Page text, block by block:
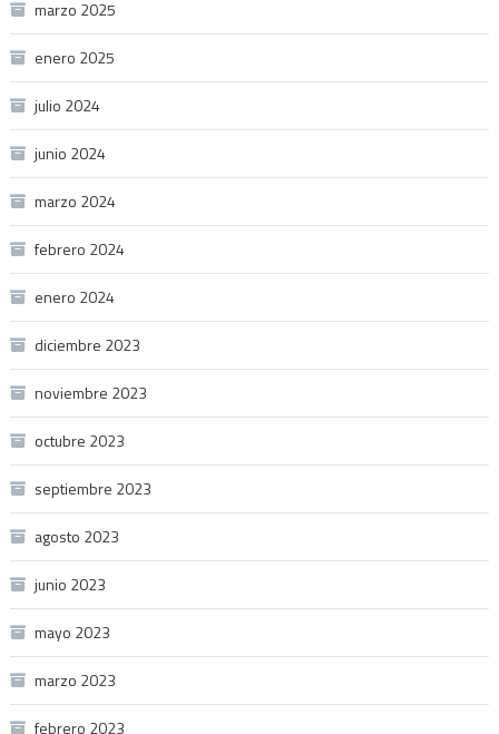
marzo 2025
enero 2025
julio 2024
junio 2024
marzo 2024
febrero 2024
enero 2024
diciembre 2023
noviembre 2023
octubre 2023
septiembre 2023
agosto 2023
junio 2023
mayo 2023
marzo 2023
febrero 2023